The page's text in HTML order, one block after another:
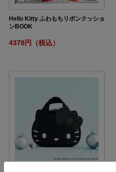
Hello Kitty ふわもちリボンクッショ
ンBOOK
4378円（税込）